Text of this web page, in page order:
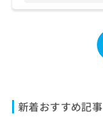
新着おすすめ記事
お
ち